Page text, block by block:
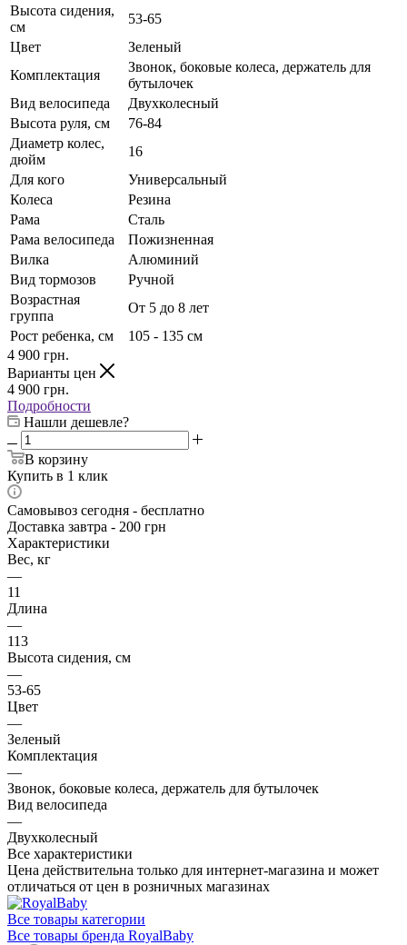
Высота сидения,
см
53-65
Цвет
Зеленый
Комплектация
Звонок, боковые колеса, держатель для
бутылочек
Вид велосипеда
Двухколесный
Высота руля, см
76-84
Диаметр колес,
дюйм
16
Для кого
Универсальный
Колеса
Резина
Рама
Сталь
Рама велосипеда
Пожизненная
Вилка
Алюминий
Вид тормозов
Ручной
Возрастная
группа
От 5 до 8 лет
Рост ребенка, см
105 - 135 см
4 900 грн.
Варианты цен
4 900 грн.
Подробности
Нашли дешевле?
В корзину
Купить в 1 клик
Самовывоз сегодня - бесплатно
Доставка завтра - 200 грн
Характеристики
Вес, кг
—
11
Длина
—
113
Высота сидения, см
—
53-65
Цвет
—
Зеленый
Комплектация
—
Звонок, боковые колеса, держатель для бутылочек
Вид велосипеда
—
Двухколесный
Все характеристики
Цена действительна только для интернет-магазина и может
отличаться от цен в розничных магазинах
Все товары категории
Все товары бренда RoyalBaby